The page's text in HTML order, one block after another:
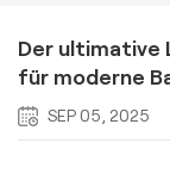
Der ultimative
für moderne
SEP 05, 2025